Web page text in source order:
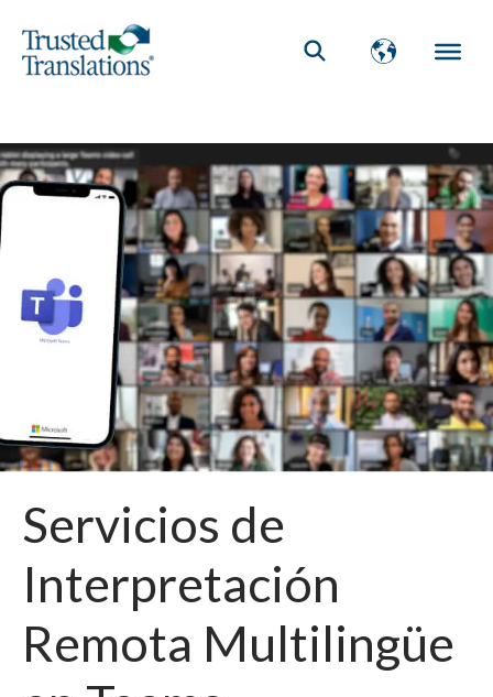
Servicios de
Interpretación
Remota Multilingüe